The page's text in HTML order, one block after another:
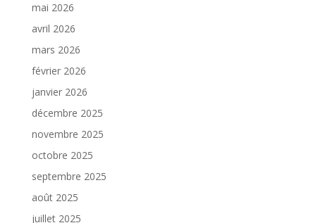
mai 2026
avril 2026
mars 2026
février 2026
janvier 2026
décembre 2025
novembre 2025
octobre 2025
septembre 2025
août 2025
juillet 2025